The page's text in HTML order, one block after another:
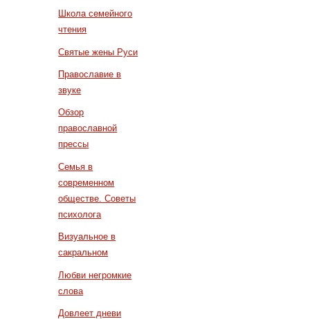
Школа семейного
чтения
Святые жены Руси
Православие в
звуке
Обзор
православной
прессы
Семья в
современном
обществе. Советы
психолога
Визуальное в
сакральном
Любви негромкие
слова
Довлеет дневи